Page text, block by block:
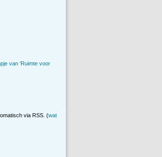
van ‘Ruimte voor
via RSS. (wat